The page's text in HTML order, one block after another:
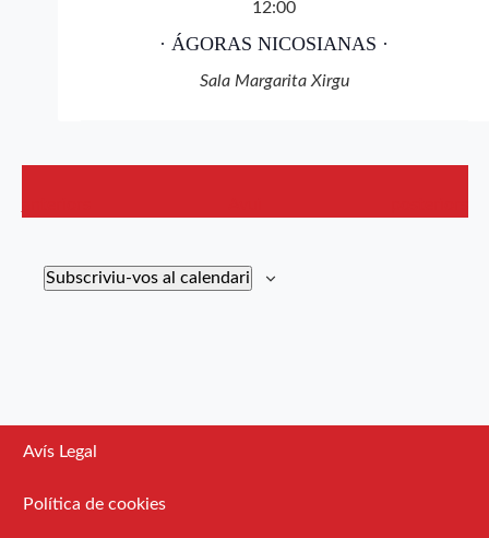
12:00
· ÁGORAS NICOSIANAS ·
Sala Margarita Xirgu
Subscriviu-vos al calendari
Avís Legal
Política de cookies